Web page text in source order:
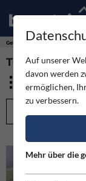
Gebirge
TOUREN -
Auf unserer
davon werden
ermöglichen,
zu verbessern.
Mehr über die